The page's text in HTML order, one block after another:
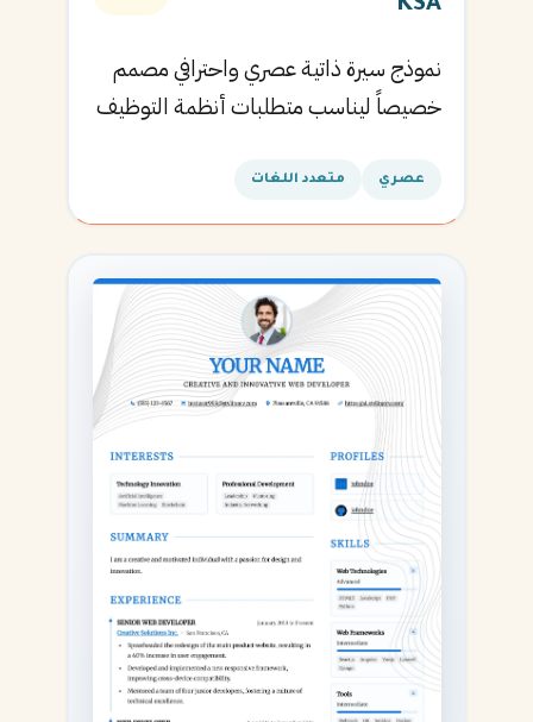
KSA
نموذج سيرة ذاتية عصري واحترافي مصمم
خصيصاً ليناسب متطلبات أنظمة التوظيف
القادمة.
عصري متعدد اللغات